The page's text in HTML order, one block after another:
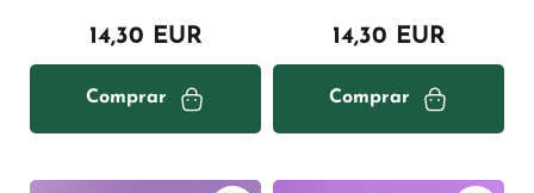
14,30 EUR
Comprar
14,30 EUR
Comprar